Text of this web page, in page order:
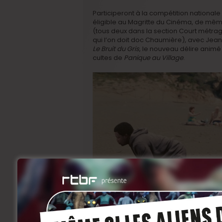
Participeront à la compétition nationale
éligible au Magritte du Cinéma, de
(tous deux dans la section Court
qui l’on doit doc Chaumière), avec
Le Bruit du Gris, le nouveau délire
cultes de Panique au Village.